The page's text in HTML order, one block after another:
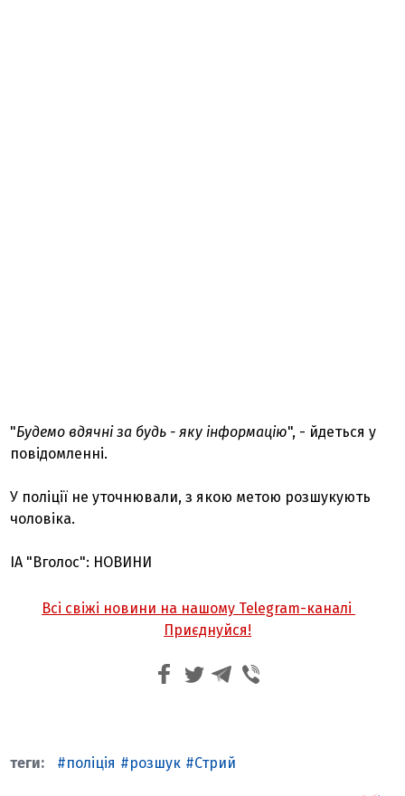
"Будемо вдячні за будь - яку інформацію", - йдеться у
повідомленні.
У поліції не уточнювали, з якою метою розшукують
чоловіка.
ІА "Вголос": НОВИНИ
Всі свіжі новини на нашому Telegram-каналі
Приєднуйся!
поліція розшук Стрий